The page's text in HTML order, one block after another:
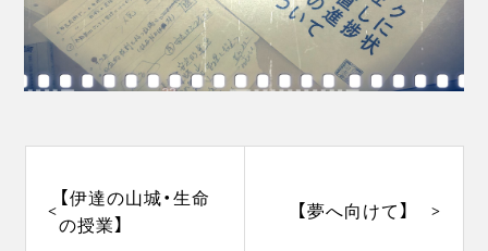
【伊達の山城・生命
の授業】
【夢へ向けて】